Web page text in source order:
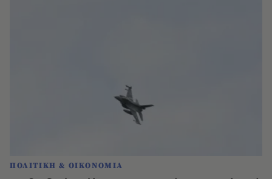
ΠΟΛΙΤΙΚΗ & ΟΙΚΟΝΟΜΙΑ